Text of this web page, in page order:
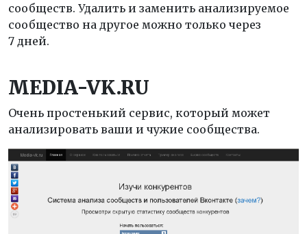
сообществ. Удалить и заменить анализируемое
сообщество на другое можно только через
7 дней.
MEDIA-VK.RU
Очень простенький сервис, который может
анализировать ваши и чужие сообщества.